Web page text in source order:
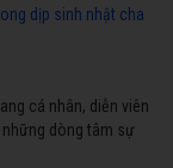
dịp sinh nhật cha
cá nhân, diễn viên
những dòng tâm sự